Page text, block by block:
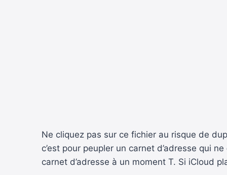
Ne cliquez pas sur ce fichier au risque de
c’est pour peupler un carnet d’adresse qui
carnet d’adresse à un moment T. Si iCloud